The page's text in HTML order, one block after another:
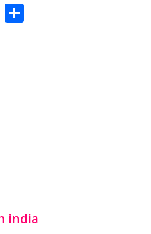
X